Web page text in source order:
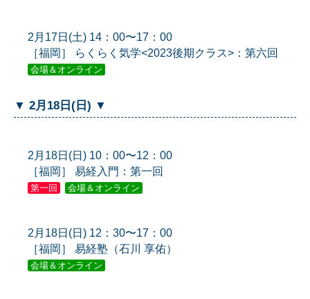
2月17日(土) 14：00〜17：00
［福岡］ らくらく気学<2023後期クラス>：第六回
会場＆オンライン
▼ 2月18日(日) ▼
2月18日(日) 10：00〜12：00
［福岡］ 易経入門：第一回
第一回 会場＆オンライン
2月18日(日) 12：30〜17：00
［福岡］ 易経塾（石川 享佑）
会場＆オンライン